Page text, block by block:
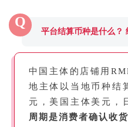
Q
平台结算币种是什么？
中国主体的店铺用
地主体以当地币种结
元，美国主体美元，
周期是消费者确认收